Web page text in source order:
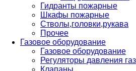
Гидранты пожарные
Шкафы пожарные
Стволы,головки,рукава
Прочее
Газовое оборудование
Газовое оборудование
Регуляторы давления